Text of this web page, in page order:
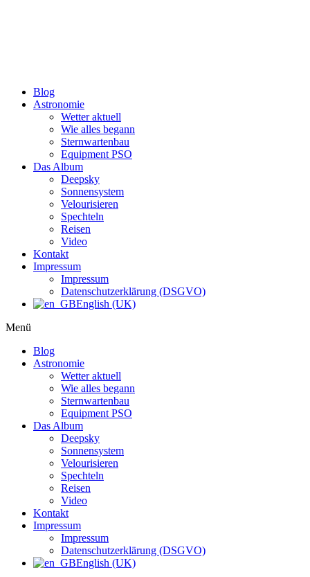
Blog
Astronomie
Wetter aktuell
Wie alles begann
Sternwartenbau
Equipment PSO
Das Album
Deepsky
Sonnensystem
Velourisieren
Spechteln
Reisen
Video
Kontakt
Impressum
Impressum
Datenschutzerklärung (DSGVO)
English (UK)
Menü
Blog
Astronomie
Wetter aktuell
Wie alles begann
Sternwartenbau
Equipment PSO
Das Album
Deepsky
Sonnensystem
Velourisieren
Spechteln
Reisen
Video
Kontakt
Impressum
Impressum
Datenschutzerklärung (DSGVO)
English (UK)